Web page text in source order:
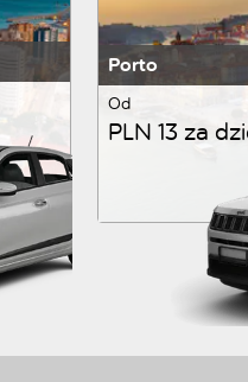
Porto
Od
PLN 13 za